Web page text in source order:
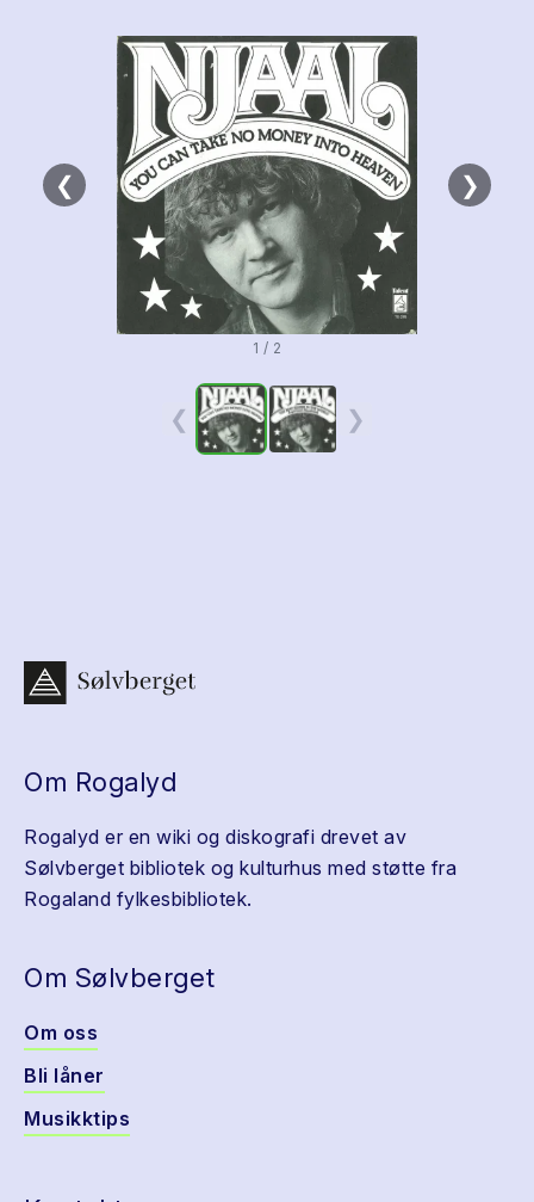
❮ ❯
1 / 2
❮ ❯
Om Rogalyd
Rogalyd er en wiki og diskografi drevet av
Sølvberget bibliotek og kulturhus med støtte fra
Rogaland fylkesbibliotek.
Om Sølvberget
Om oss
Bli låner
Musikktips